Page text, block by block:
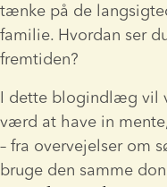
tænke på de
familie. Hvordan ser
fremtiden?
I dette blogindlæg vil
værd at have in
– fra overvejelser om
bruge den samme